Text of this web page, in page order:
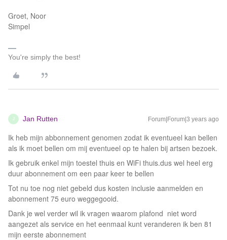
Groet, Noor
Simpel
You're simply the best!
J Jan Rutten Forum|Forum|3 years ago
Ik heb mijn abbonnement genomen zodat ik eventueel kan bellen
als ik moet bellen om mij eventueel op te halen bij artsen bezoek.
Ik gebruik enkel mijn toestel thuis en WiFi thuis.dus wel heel erg
duur abonnement om een paar keer te bellen
Tot nu toe nog niet gebeld dus kosten inclusie aanmelden en
abonnement 75 euro weggegooid.
Dank je wel verder wil ik vragen waarom plafond niet word
aangezet als service en het eenmaal kunt veranderen ik ben 81
mijn eerste abonnement